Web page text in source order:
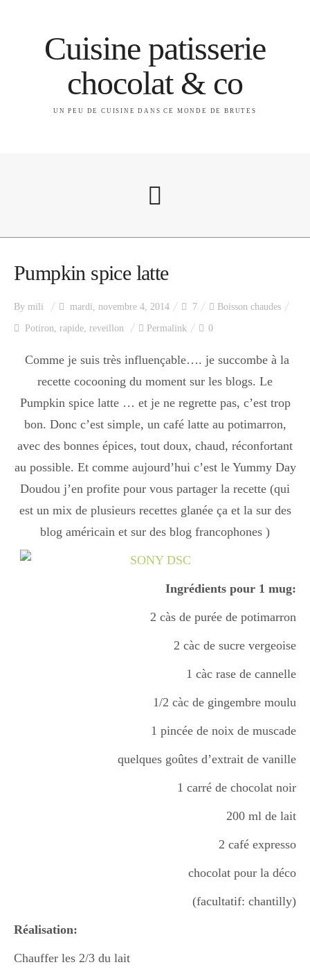
Cuisine patisserie
chocolat & co
UN PEU DE CUISINE DANS CE MONDE DE BRUTES
A propos
Index des recettes
Catégories
Apéro
Entrée
plats
Dessert
Boisson chaudes
Les classiques
Mes amis en cuisine
Recettes Végétariennes
Pumpkin spice latte
By mili mardi, novembre 4, 2014 7 Boisson chaudes
Potiron, rapide, reveillon Permalink 0
Comme je suis très influençable…. je succombe à la
recette cocooning du moment sur les blogs. Le
Pumpkin spice latte … et je ne regrette pas, c’est trop
bon. Donc c’est simple, un café latte au potimarron,
avec des bonnes épices, tout doux, chaud, réconfortant
au possible. Et comme aujourd’hui c’est le Yummy Day
Doudou j’en profite pour vous partager la recette (qui
est un mix de plusieurs recettes glanée ça et la sur des
blog américain et sur des blog francophones )
Ingrédients pour 1 mug:
2 càs de purée de potimarron
2 càc de sucre vergeoise
1 càc rase de cannelle
1/2 càc de gingembre moulu
1 pincée de noix de muscade
quelques goûtes d’extrait de vanille
1 carré de chocolat noir
200 ml de lait
2 café expresso
chocolat pour la déco
(facultatif: chantilly)
Réalisation:
Chauffer les 2/3 du lait